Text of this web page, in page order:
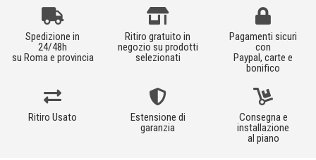
Spedizione in
24/48h
su Roma e provincia
Ritiro gratuito in
negozio su prodotti
selezionati
Pagamenti sicuri
con
Paypal, carte e
bonifico
Ritiro Usato
Estensione di
garanzia
Consegna e
installazione
al piano